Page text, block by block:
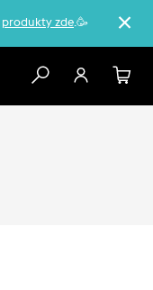
produkty zde.🥳